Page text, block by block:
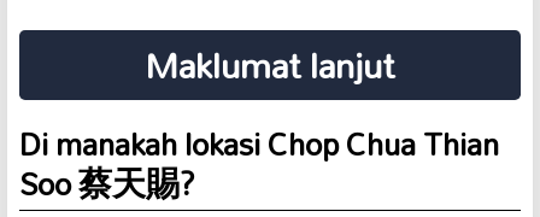
Maklumat lanjut
Di manakah lokasi Chop Chua Thian
Soo 蔡天賜?